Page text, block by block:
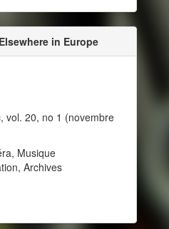
in Europe
vol. 20, no 1 (novembre
Musique
Archives